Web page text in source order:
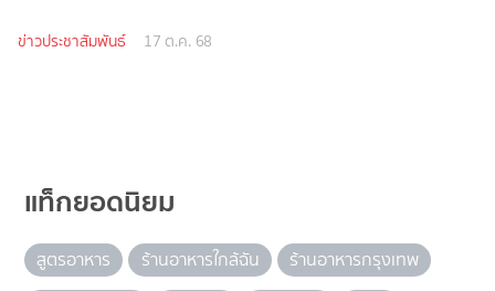
ข่าวประชาสัมพันธ์ 17 ต.ค. 68
แท็กยอดนิยม
สูตรอาหาร ร้านอาหารใกล้ฉัน
ร้านอาหารกรุงเทพ